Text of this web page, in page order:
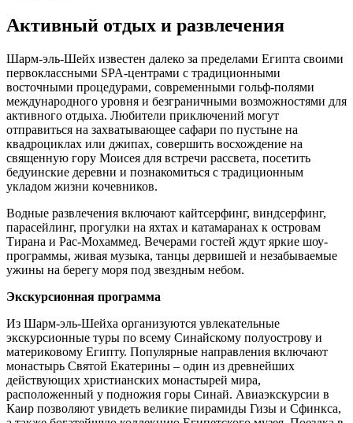
Активный отдых и развлечения
Шарм-эль-Шейх известен далеко за пределами Египта своими
первоклассными SPA-центрами с традиционными
восточными процедурами, современными гольф-полями
международного уровня и безграничными возможностями для
активного отдыха. Любители приключений могут
отправиться на захватывающее сафари по пустыне на
квадроциклах или джипах, совершить восхождение на
священную гору Моисея для встречи рассвета, посетить
бедуинские деревни и познакомиться с традиционным
укладом жизни кочевников.
Водные развлечения включают кайтсерфинг, виндсерфинг,
парасейлинг, прогулки на яхтах и катамаранах к островам
Тирана и Рас-Мохаммед. Вечерами гостей ждут яркие шоу-
программы, живая музыка, танцы дервишей и незабываемые
ужины на берегу моря под звездным небом.
Экскурсионная программа
Из Шарм-эль-Шейха организуются увлекательные
экскурсионные туры по всему Синайскому полуострову и
материковому Египту. Популярные направления включают
монастырь Святой Екатерины – один из древнейших
действующих христианских монастырей мира,
расположенный у подножия горы Синай. Авиаэкскурсии в
Каир позволяют увидеть великие пирамиды Гизы и Сфинкса,